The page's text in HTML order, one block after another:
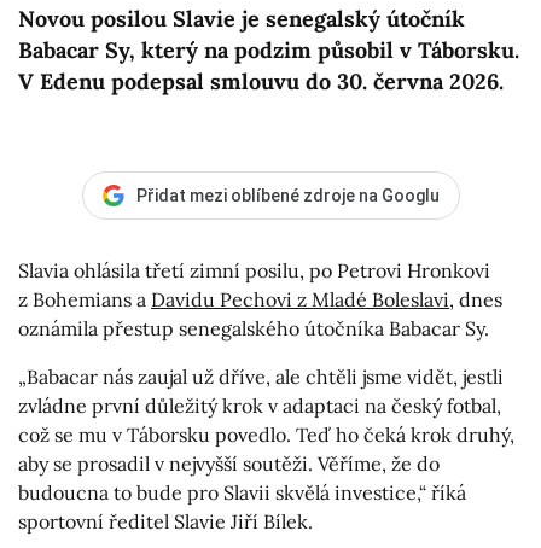
Novou posilou Slavie je senegalský útočník
Babacar Sy, který na podzim působil v Táborsku.
V Edenu podepsal smlouvu do 30. června 2026.
Přidat mezi oblíbené zdroje na Googlu
Slavia ohlásila třetí zimní posilu, po Petrovi Hronkovi
z Bohemians a Davidu Pechovi z Mladé Boleslavi, dnes
oznámila přestup senegalského útočníka Babacar Sy.
„Babacar nás zaujal už dříve, ale chtěli jsme vidět, jestli
zvládne první důležitý krok v adaptaci na český fotbal,
což se mu v Táborsku povedlo. Teď ho čeká krok druhý,
aby se prosadil v nejvyšší soutěži. Věříme, že do
budoucna to bude pro Slavii skvělá investice,“ říká
sportovní ředitel Slavie Jiří Bílek.